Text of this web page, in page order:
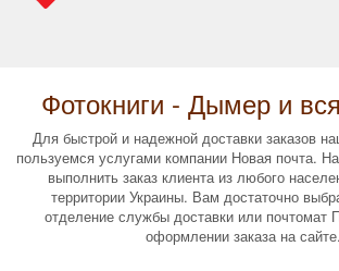
Фотокниги - Дымер и
Для быстрой и надежной доставки заказов
пользуемся услугами компании Новая почта.
выполнить заказ клиента из любого
территории Украины. Вам достаточно
отделение службы доставки или почтомат
оформлении заказа на сайте.